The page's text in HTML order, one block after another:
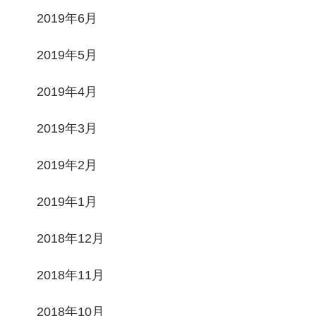
2019年6月
2019年5月
2019年4月
2019年3月
2019年2月
2019年1月
2018年12月
2018年11月
2018年10月